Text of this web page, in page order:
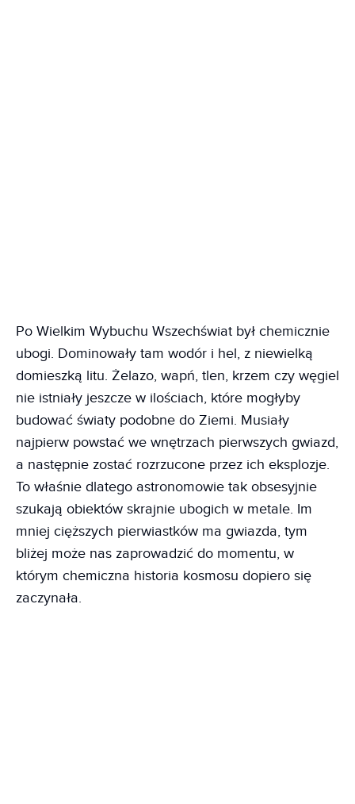
Po Wielkim Wybuchu Wszechświat był chemicznie
ubogi. Dominowały tam wodór i hel, z niewielką
domieszką litu. Żelazo, wapń, tlen, krzem czy węgiel
nie istniały jeszcze w ilościach, które mogłyby
budować światy podobne do Ziemi. Musiały
najpierw powstać we wnętrzach pierwszych gwiazd,
a następnie zostać rozrzucone przez ich eksplozje.
To właśnie dlatego astronomowie tak obsesyjnie
szukają obiektów skrajnie ubogich w metale. Im
mniej cięższych pierwiastków ma gwiazda, tym
bliżej może nas zaprowadzić do momentu, w
którym chemiczna historia kosmosu dopiero się
zaczynała.